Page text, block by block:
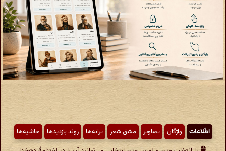
اطّلاعات واژگان تصاویر مشق شعر ترانه‌ها روند بازدیدها حاشیه‌ها